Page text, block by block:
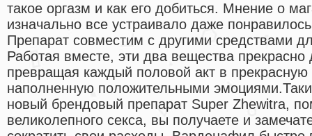
такое оргазм и как его добиться. Мнение о
изначально все устраивало даже
Препарат совместим с другими средствами
Работая вместе, эти два вещества прекрасно
превращая каждый половой акт в прекрасную
наполненную положительными
новый брендовый препарат Super Zhewitra,
великолепного секса, вы получаете и